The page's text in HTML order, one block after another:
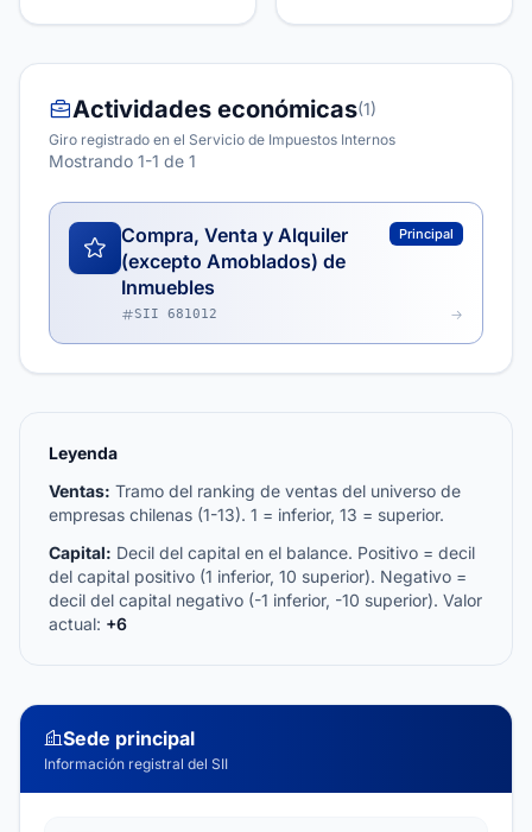
Actividades económicas(1)
Giro registrado en el Servicio de Impuestos Internos
Mostrando 1-1 de 1
Compra, Venta y Alquiler
(excepto Amoblados) de
Inmuebles
Principal
SII 681012
Leyenda
Ventas: Tramo del ranking de ventas del universo de
empresas chilenas (1-13). 1 = inferior, 13 = superior.
Capital: Decil del capital en el balance. Positivo = decil
del capital positivo (1 inferior, 10 superior). Negativo =
decil del capital negativo (-1 inferior, -10 superior). Valor
actual: +6
Sede principal
Información registral del SII